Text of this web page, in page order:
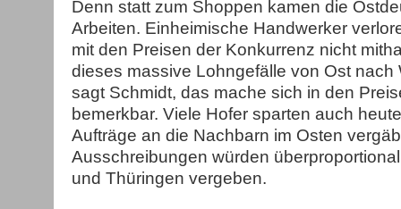
Denn statt zum Shoppen kamen die
Arbeiten. Einheimische Handwerker
mit den Preisen der Konkurrenz nicht
dieses massive Lohngefälle von Ost nach
sagt Schmidt, das mache sich in den
bemerkbar. Viele Hofer sparten auch
Aufträge an die Nachbarn im Osten
Ausschreibungen würden
und Thüringen vergeben.